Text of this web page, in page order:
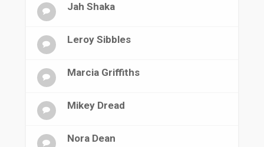
Jah Shaka
Leroy Sibbles
Marcia Griffiths
Mikey Dread
Nora Dean